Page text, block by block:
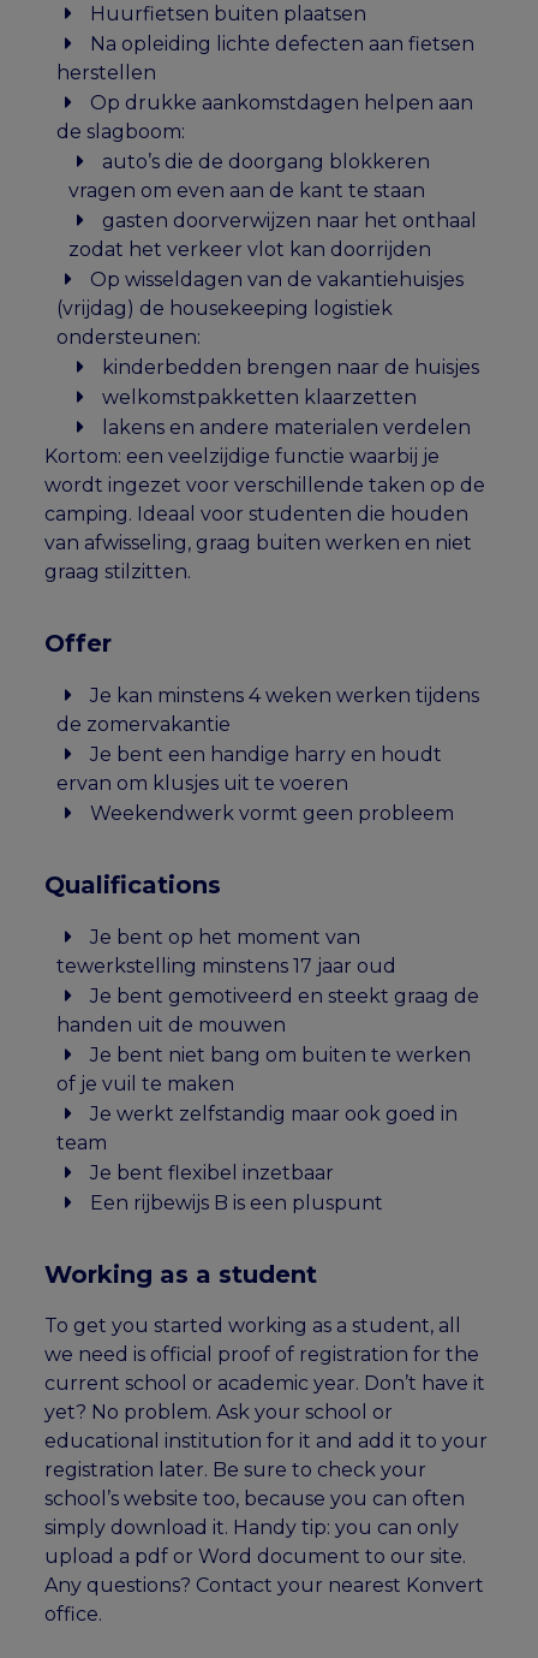
Huurfietsen buiten plaatsen
Na opleiding lichte defecten aan fietsen
herstellen
Op drukke aankomstdagen helpen aan
de slagboom:
auto’s die de doorgang blokkeren
vragen om even aan de kant te staan
gasten doorverwijzen naar het onthaal
zodat het verkeer vlot kan doorrijden
Op wisseldagen van de vakantiehuisjes
(vrijdag) de housekeeping logistiek
ondersteunen:
kinderbedden brengen naar de huisjes
welkomstpakketten klaarzetten
lakens en andere materialen verdelen
Kortom: een veelzijdige functie waarbij je
wordt ingezet voor verschillende taken op de
camping. Ideaal voor studenten die houden
van afwisseling, graag buiten werken en niet
graag stilzitten.
Offer
Je kan minstens 4 weken werken tijdens
de zomervakantie
Je bent een handige harry en houdt
ervan om klusjes uit te voeren
Weekendwerk vormt geen probleem
Qualifications
Je bent op het moment van
tewerkstelling minstens 17 jaar oud
Je bent gemotiveerd en steekt graag de
handen uit de mouwen
Je bent niet bang om buiten te werken
of je vuil te maken
Je werkt zelfstandig maar ook goed in
team
Je bent flexibel inzetbaar
Een rijbewijs B is een pluspunt
Working as a student
To get you started working as a student, all
we need is official proof of registration for the
current school or academic year. Don’t have it
yet? No problem. Ask your school or
educational institution for it and add it to your
registration later. Be sure to check your
school’s website too, because you can often
simply download it. Handy tip: you can only
upload a pdf or Word document to our site.
Any questions? Contact your nearest Konvert
office.